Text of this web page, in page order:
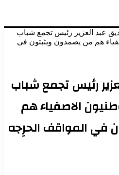
عبد العزير رئيس تجمع شباب
هم من يصمدون ويثبتون في
رئيس تجمع شباب
الاصفياء هم
في المواقف الحرِجه